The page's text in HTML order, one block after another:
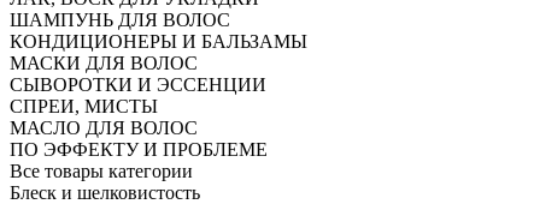
ШАМПУНЬ ДЛЯ ВОЛОС
КОНДИЦИОНЕРЫ И БАЛЬЗАМЫ
МАСКИ ДЛЯ ВОЛОС
СЫВОРОТКИ И ЭССЕНЦИИ
СПРЕИ, МИСТЫ
МАСЛО ДЛЯ ВОЛОС
ПО ЭФФЕКТУ И ПРОБЛЕМЕ
Все товары категории
Блеск и шелковистость